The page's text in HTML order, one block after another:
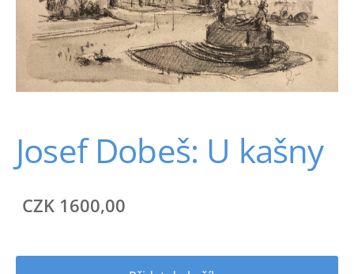
Josef Dobeš: U kašny
CZK 1600,00